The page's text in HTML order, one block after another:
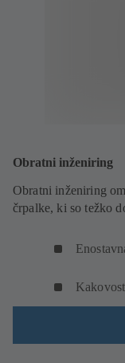
Obratni inženiring
Obratni inženiring
črpalke, ki so težko